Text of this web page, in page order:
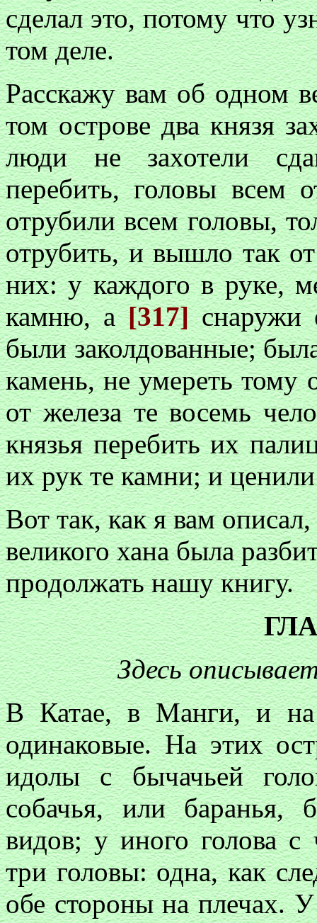
сделал это, потому что
том деле.
Расскажу вам об одном
том острове два князя
люди не захотели
перебить, головы всем
отрубили всем головы,
отрубить, и вышло так
них: у каждого в руке,
камню, а[317]снаружи
были заколдованные;
камень, не умереть тому
от железа те восемь
князья перебить их
их рук те камни; и
Вот так, как я вам
великого хана была
продолжать нашу книгу.
Здесь
В Катае, в Манги, и на
одинаковые. На этих
идолы с бычачьей
собачья, или баранья,
видов; у иного голова
три головы: одна, как
обе стороны на плечах.